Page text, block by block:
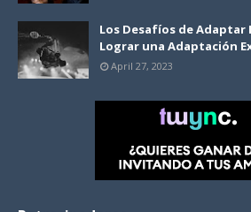
Los Desafíos de Adaptar
Lograr una Adaptación
April 27, 2023